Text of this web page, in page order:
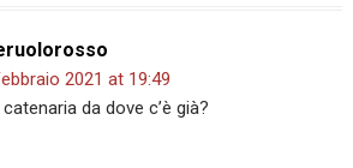
2021 at 19:49
da dove c’è già?